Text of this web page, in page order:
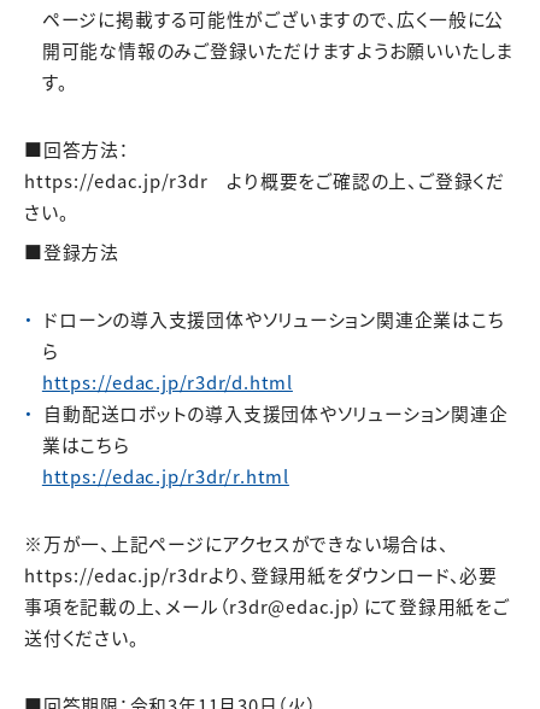
ページに掲載する可能性がございますので、広く一般に公
開可能な情報のみご登録いただけますようお願いいたしま
す。
■回答方法：
https://edac.jp/r3dr より概要をご確認の上、ご登録くだ
さい。
■登録方法
ドローンの導入支援団体やソリューション関連企業はこち
ら
https://edac.jp/r3dr/d.html
自動配送ロボットの導入支援団体やソリューション関連企
業はこちら
https://edac.jp/r3dr/r.html
※万が一、上記ページにアクセスができない場合は、
https://edac.jp/r3drより、登録用紙をダウンロード、必要
事項を記載の上、メール（r3dr@edac.jp）にて登録用紙をご
送付ください。